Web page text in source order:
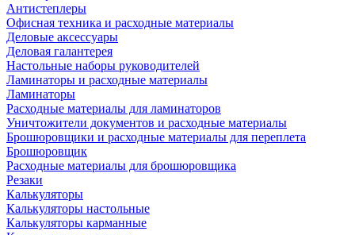
Антистеплеры
Офисная техника и расходные материалы
Деловые аксессуары
Деловая галантерея
Настольные наборы руководителей
Ламинаторы и расходные материалы
Ламинаторы
Расходные материалы для ламинаторов
Уничтожители документов и расходные материалы
Брошюровщики и расходные материалы для переплета
Брошюровщик
Расходные материалы для брошюровщика
Резаки
Калькуляторы
Калькуляторы настольные
Калькуляторы карманные